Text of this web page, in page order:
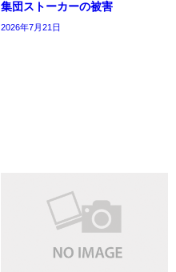
集団ストーカーの被害
2026年7月21日